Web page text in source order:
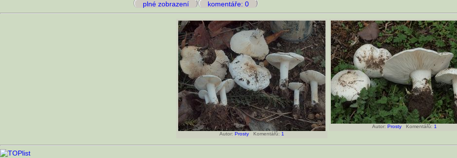
plné zobrazení komentáře: 0
Autor: Prosty Komentářů: 1
Autor: Prosty Komentářů: 1